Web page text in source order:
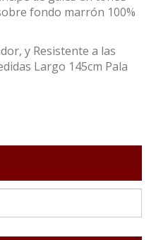
fondo marrón 100%
y Resistente a las
Largo 145cm Pala